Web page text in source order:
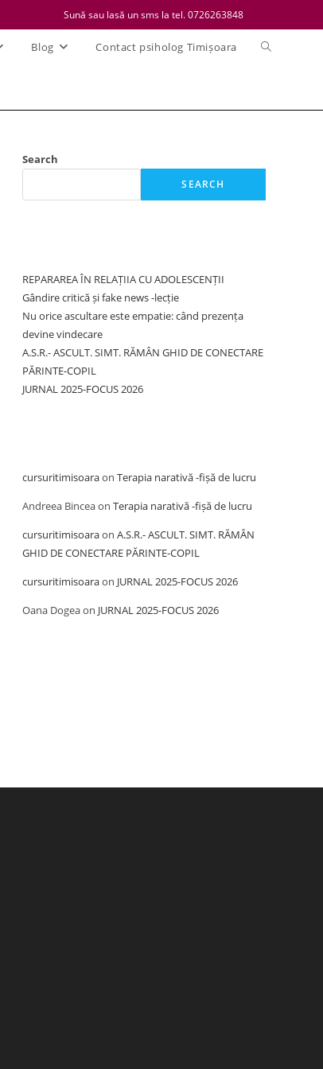
Sună sau lasă un sms la tel. 0726263848
Blog Contact psiholog Timișoara
Toggle
Search
SEARCH
REPARAREA ÎN RELAȚIIA CU ADOLESCENȚII
Gândire critică și fake news -lecție
Nu orice ascultare este empatie: când prezența
devine vindecare
A.S.R.- ASCULT. SIMT. RĂMÂN GHID DE CONECTARE
PĂRINTE-COPIL
JURNAL 2025-FOCUS 2026
cursuritimisoaraon Terapia narativă -fișă de lucru
Andreea Binceaon Terapia narativă -fișă de lucru
cursuritimisoaraon A.S.R.- ASCULT. SIMT. RĂMÂN
GHID DE CONECTARE PĂRINTE-COPIL
cursuritimisoaraon JURNAL 2025-FOCUS 2026
Oana Dogeaon JURNAL 2025-FOCUS 2026